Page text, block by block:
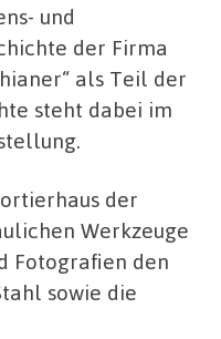
und
der Firma
als Teil der
steht dabei im
der
Werkzeuge
Fotografien den
sowie die